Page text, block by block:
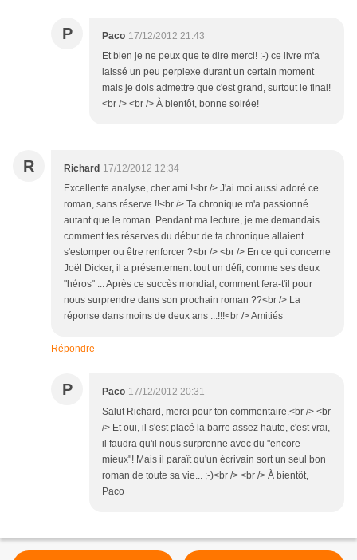
P Paco 17/12/2012 21:43
Et bien je ne peux que te dire merci! :-) ce livre m'a
laissé un peu perplexe durant un certain moment
mais je dois admettre que c'est grand, surtout le final!
<br /> <br /> À bientôt, bonne soirée!
R Richard 17/12/2012 12:34
Excellente analyse, cher ami !<br /> J'ai moi aussi adoré ce
roman, sans réserve !!<br /> Ta chronique m'a passionné
autant que le roman. Pendant ma lecture, je me demandais
comment tes réserves du début de ta chronique allaient
s'estomper ou être renforcer ?<br /> <br /> En ce qui concerne
Joël Dicker, il a présentement tout un défi, comme ses deux
"héros" ... Après ce succès mondial, comment fera-t'il pour
nous surprendre dans son prochain roman ??<br /> La
réponse dans moins de deux ans ...!!!<br /> Amitiés
Répondre
P Paco 17/12/2012 20:31
Salut Richard, merci pour ton commentaire.<br /> <br
/> Et oui, il s'est placé la barre assez haute, c'est vrai,
il faudra qu'il nous surprenne avec du "encore
mieux"! Mais il paraît qu'un écrivain sort un seul bon
roman de toute sa vie... ;-)<br /> <br /> À bientôt,
Paco